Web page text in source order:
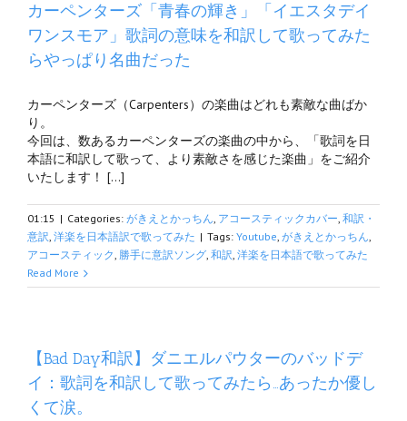
カーペンターズ「青春の輝き」「イエスタデイ
ワンスモア」歌詞の意味を和訳して歌ってみた
らやっぱり名曲だった
カーペンターズ（Carpenters）の楽曲はどれも素敵な曲ばか
り。
今回は、数あるカーペンターズの楽曲の中から、「歌詞を日
本語に和訳して歌って、より素敵さを感じた楽曲」をご紹介
いたします！ […]
01:15 | Categories: がきえとかっちん, アコースティックカバー, 和訳・
意訳, 洋楽を日本語訳で歌ってみた | Tags: Youtube, がきえとかっちん,
アコースティック, 勝手に意訳ソング, 和訳, 洋楽を日本語で歌ってみた
Read More
【Bad Day和訳】ダニエルパウターのバッドデ
イ：歌詞を和訳して歌ってみたら…あったか優し
くて涙。